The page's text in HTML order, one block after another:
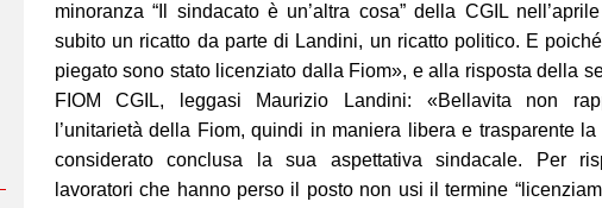
minoranza “Il sindacato è un’altra cosa” della CGIL
subito un ricatto da parte di Landini, un ricatto politico. E
piegato sono stato licenziato dalla Fiom», e alla risposta della
FIOM CGIL, leggasi Maurizio Landini: «Bellavita non
l’unitarietà della Fiom, quindi in maniera libera e trasparente
considerato conclusa la sua aspettativa sindacale. Per
lavoratori che hanno perso il posto non usi il termine